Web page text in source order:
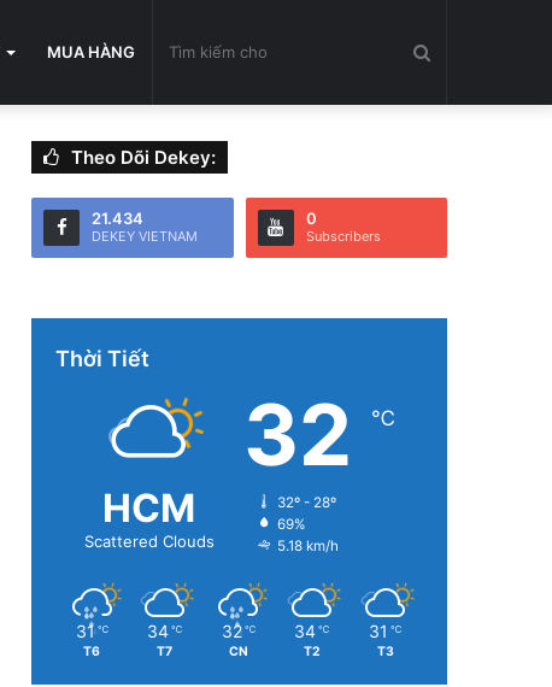
MUA HÀNG
cho
Theo Dõi Dekey:
21.434
DEKEY VIETNAM
0
Subscribers
Thời Tiết
HCM
Scattered Clouds
32 ℃
32º - 28º
69%
5.18 km/h
31 ℃
T6
34 ℃
T7
32 ℃
CN
34 ℃
T2
31 ℃
T3